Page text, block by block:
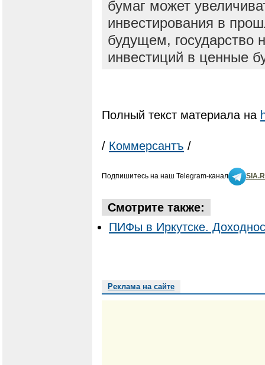
бумаг может
инвестирования в
будущем, государство
инвестиций в ценные
Полный текст материала на
/ Коммерсантъ /
Подпишитесь на наш Telegram-канал
Смотрите также:
ПИФы в Иркутске.
Реклама на сайте